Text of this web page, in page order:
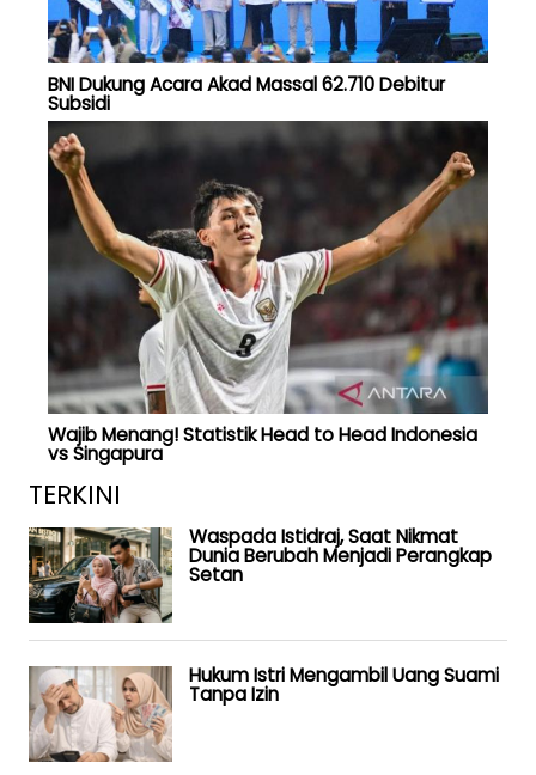
BNI Dukung Acara Akad Massal 62.710 Debitur
Subsidi
Wajib Menang! Statistik Head to Head Indonesia
vs Singapura
TERKINI
Waspada Istidraj, Saat Nikmat
Dunia Berubah Menjadi Perangkap
Setan
Hukum Istri Mengambil Uang Suami
Tanpa Izin